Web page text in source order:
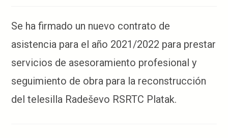
Se ha firmado un nuevo contrato de
asistencia para el año 2021/2022 para prestar
servicios de asesoramiento profesional y
seguimiento de obra para la reconstrucción
del telesilla Radeševo ​​​​RSRTC Platak.